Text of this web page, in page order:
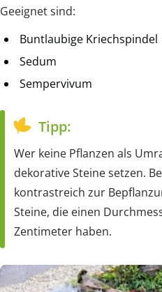
Geeignet sind:
Buntlaubige Kriechspindel
Sedum
Sempervivum
Tipp:
Wer keine Pflanzen als
dekorative Steine setzen.
kontrastreich zur
Steine, die einen
Zentimeter haben.